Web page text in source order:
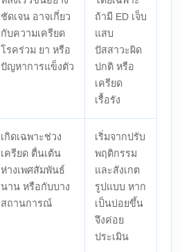
ชัดเจน อาจเกี่ยว
กับความเครียด
โรคร่วม ยา หรือ
ปัญหาการแข็งตัว
ถ้ามี ED เจ็บ
แสบ
ปัสสาวะผิด
ปกติ หรือ
เครียด
เรื้อรัง
เกิดเฉพาะช่วง
เครียด ตื่นเต้น
ห่างเพศสัมพันธ์
นาน หรือกับบาง
สถานการณ์
เริ่มจากปรับ
พฤติกรรม
และสังเกต
รูปแบบ หาก
เป็นบ่อยขึ้น
จึงค่อย
ประเมิน